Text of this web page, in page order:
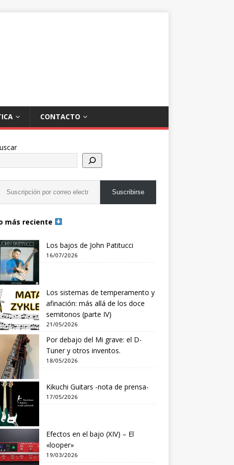
CONTACTO
Suscribirse
más reciente
Los bajos de John Patitucci
16/07/2026
Los sistemas de temperamento y
afinación: más allá de los doce
semitonos (parte IV)
21/05/2026
Por debajo del Mi grave: el D-
Tuner y otros inventos.
18/05/2026
Kikuchi Guitars -nota de prensa-
17/05/2026
Efectos en el bajo (XIV) – El
«looper»
19/03/2026